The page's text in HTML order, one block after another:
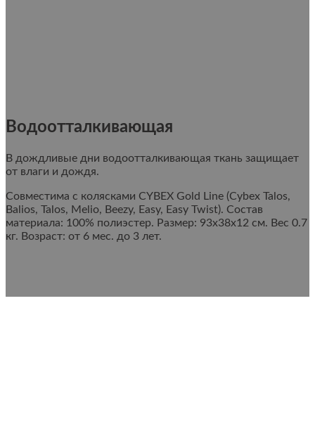
Водоотталкивающая
В дождливые дни водоотталкивающая ткань защищает
от влаги и дождя.
Совместима с колясками CYBEX Gold Line (Cybex Talos,
Balios, Talos, Melio, Beezy, Easy, Easy Twist). Состав
материала: 100% полиэстер. Размер: 93x38x12 см. Вес 0.7
кг. Возраст: от 6 мес. до 3 лет.